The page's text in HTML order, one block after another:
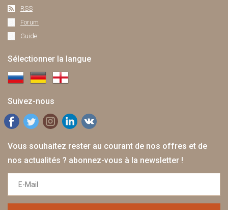
RSS
Forum
Guide
Sélectionner la langue
Suivez-nous
Vous souhaitez rester au courant de nos offres et de
nos actualités ? abonnez-vous à la newsletter !